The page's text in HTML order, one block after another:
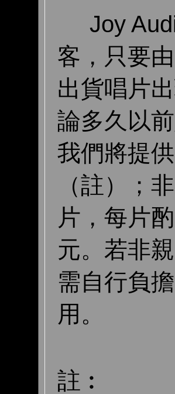
Joy
客，只要
出貨唱片
論多久以
我們將提
（註）；
片，每片
元。若非
需自行負
用。
註︰